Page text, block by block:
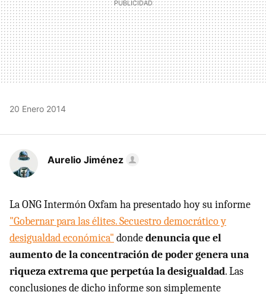
20 Enero 2014
Aurelio Jiménez
La ONG Intermón Oxfam ha presentado hoy su informe
"Gobernar para las élites. Secuestro democrático y
desigualdad económica" dondedenuncia que el
aumento de la concentración de poder genera una
riqueza extrema que perpetúa la desigualdad. Las
conclusiones de dicho informe son simplemente